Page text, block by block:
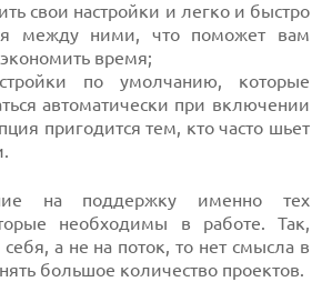
свои настройки и легко и быстро
между ними, что поможет вам
время;
по умолчанию, которые
автоматически при включении
пригодится тем, кто часто шьет
на поддержку именно тех
необходимы в работе. Так,
а не на поток, то нет смысла в
большое количество проектов.